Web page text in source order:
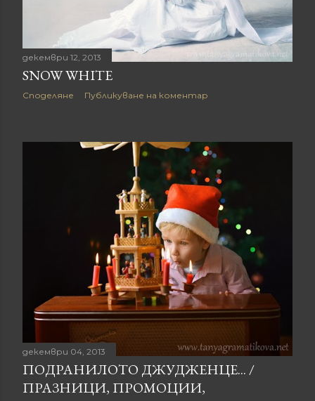
декември 12, 2013
SNOW WHITE
Споделяне Публикуване на коментар
декември 04, 2013
ПОДРАНИЛОТО ДЖУДЖЕНЦЕ... /
ПРАЗНИЦИ, ПРОМОЦИИ,